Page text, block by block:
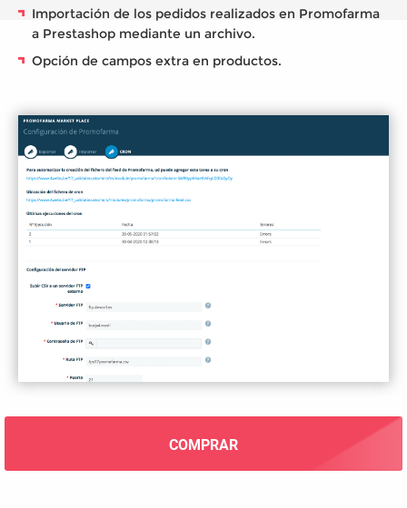
Importación de los pedidos realizados en Promofarma
a Prestashop mediante un archivo.
Opción de campos extra en productos.
COMPRAR